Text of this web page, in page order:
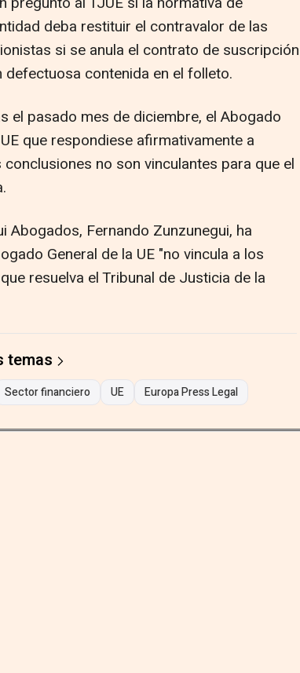
deba restituir el contravalor de las
si se anula el contrato de suscripción
contenida en el folleto.
el pasado mes de diciembre, el Abogado
que respondiese afirmativamente a
no son vinculantes para que el
Abogados, Fernando Zunzunegui, ha
General de la UE "no vincula a los
resuelva el Tribunal de Justicia de la
temas
Sector financiero UE Europa Press Legal